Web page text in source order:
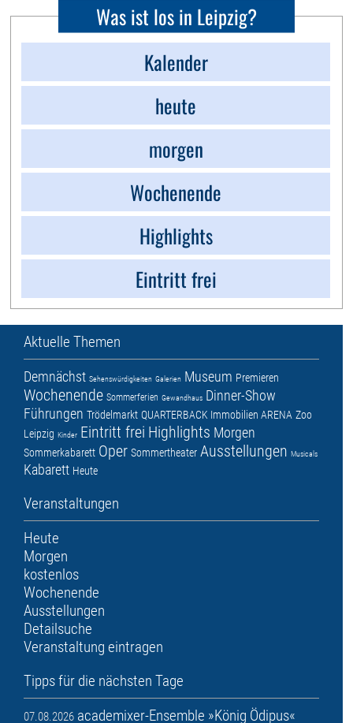
Was ist los in Leipzig?
Kalender
heute
morgen
Wochenende
Highlights
Eintritt frei
Aktuelle Themen
Demnächst Sehenswürdigkeiten Galerien Museum Premieren
Wochenende Sommerferien Gewandhaus Dinner-Show
Führungen Trödelmarkt QUARTERBACK Immobilien ARENA Zoo
Leipzig Kinder Eintritt frei Highlights Morgen
Sommerkabarett Oper Sommertheater Ausstellungen Musicals
Kabarett Heute
Veranstaltungen
Heute
Morgen
kostenlos
Wochenende
Ausstellungen
Detailsuche
Veranstaltung eintragen
Tipps für die nächsten Tage
07.08.2026 academixer-Ensemble »König Ödipus«